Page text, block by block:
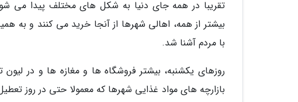
تقریبا در همه جای دنیا به شکل های مختلف پیدا می
بیشتر از همه، اهالی شهرها از آنجا خرید می کنند و به
با مردم آشنا شد.
روزهای یکشنبه، بیشتر فروشگاه ها و مغازه ها و در
بازارچه های مواد غذایی شهرها که معمولا حتی در روز